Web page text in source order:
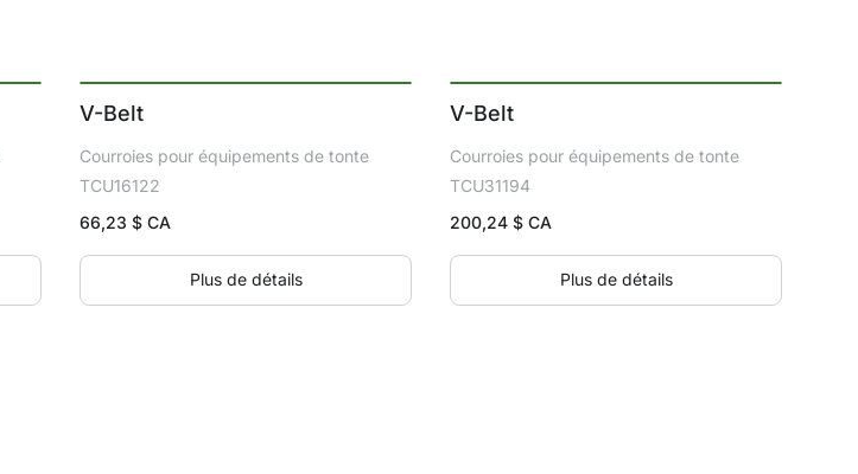
V-Belt
Courroies pour équipements de tonte
TCU16122
66,23 $ CA
Plus de détails
V-Belt
Courroies pour équipements de tonte
TCU31194
200,24 $ CA
Plus de détails